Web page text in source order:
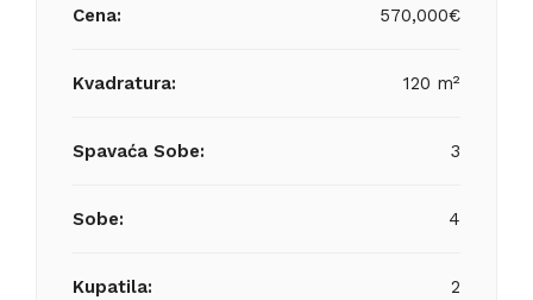
Cena: 570,000€
Kvadratura: 120 m²
Spavaća Sobe: 3
Sobe: 4
Kupatila: 2